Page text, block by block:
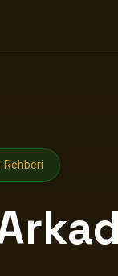
Rehberi